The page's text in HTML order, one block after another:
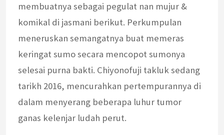
membuatnya sebagai pegulat nan mujur &
komikal di jasmani berikut. Perkumpulan
meneruskan semangatnya buat memeras
keringat sumo secara mencopot sumonya
selesai purna bakti. Chiyonofuji takluk sedang
tarikh 2016, mencurahkan pertempurannya di
dalam menyerang beberapa luhur tumor
ganas kelenjar ludah perut.